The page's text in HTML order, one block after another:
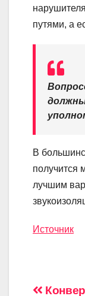
путями, а
В
получится
лучшим
Источник